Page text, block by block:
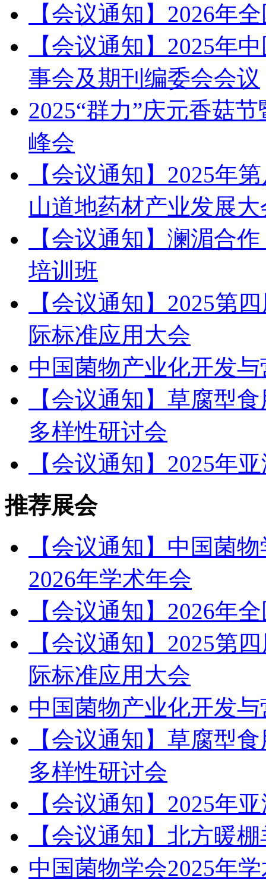
【会议通知】2026年
【会议通知】2025年
事会及期刊编委会会议
2025“群力”庆元香菇
峰会
【会议通知】2025年
山道地药材产业发展大
【会议通知】澜湄合
培训班
【会议通知】2025第
际标准应用大会
中国菌物产业化开发
【会议通知】草腐型
多样性研讨会
【会议通知】2025年
推荐展会
【会议通知】中国菌
2026年学术年会
【会议通知】2026年
【会议通知】2025第
际标准应用大会
中国菌物产业化开发
【会议通知】草腐型
多样性研讨会
【会议通知】2025年
【会议通知】北方暖
中国菌物学会2025年